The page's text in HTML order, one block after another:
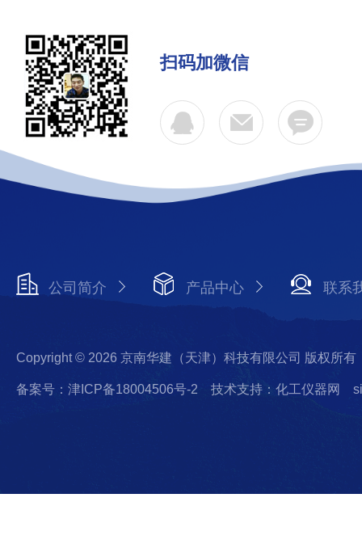
扫码加微信
公司简介 产品中心 联系
Copyright © 2026 京南华建（天津）科技有限公司 版权所有
备案号：津ICP备18004506号-2 技术支持：化工仪器网